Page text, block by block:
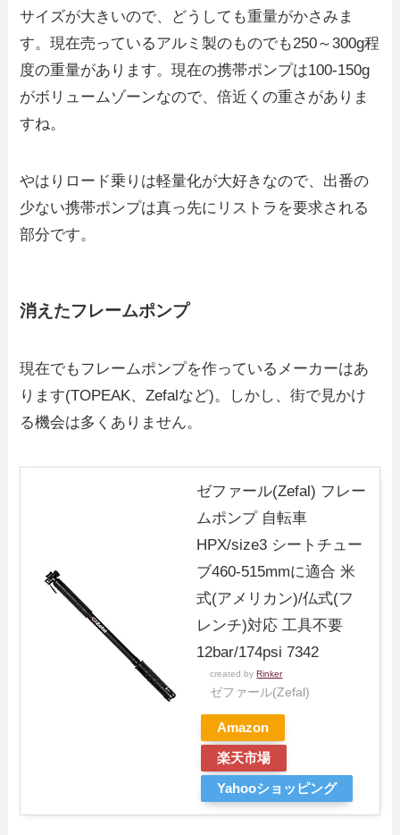
サイズが大きいので、どうしても重量がかさみま
す。現在売っているアルミ製のものでも250～300g程
度の重量があります。現在の携帯ポンプは100-150g
がボリュームゾーンなので、倍近くの重さがありま
すね。
やはりロード乗りは軽量化が大好きなので、出番の
少ない携帯ポンプは真っ先にリストラを要求される
部分です。
消えたフレームポンプ
現在でもフレームポンプを作っているメーカーはあ
ります(TOPEAK、Zefalなど)。しかし、街で見かけ
る機会は多くありません。
ゼファール(Zefal) フレー
ムポンプ 自転車
HPX/size3 シートチュー
ブ460-515mmに適合 米
式(アメリカン)/仏式(フ
レンチ)対応 工具不要
12bar/174psi 7342
created byRinker
ゼファール(Zefal)
Amazon
楽天市場
Yahooショッピング